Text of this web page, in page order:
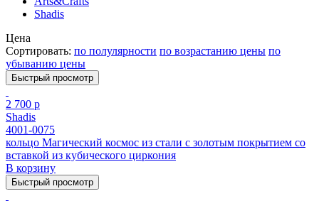
Shadis
Цена
Сортировать: по полулярности по возрастанию цены по
убыванию цены
Быстрый просмотр
2 700 р
Shadis
4001-0075
кольцо Магический космос из стали с золотым покрытием cо
вставкой из кубического циркония
В корзину
Быстрый просмотр